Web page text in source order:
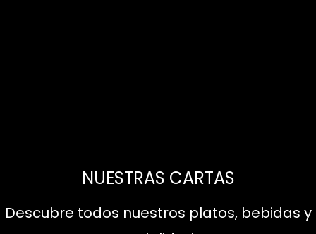
NUESTRAS CARTAS
Descubre todos nuestros platos, bebidas y